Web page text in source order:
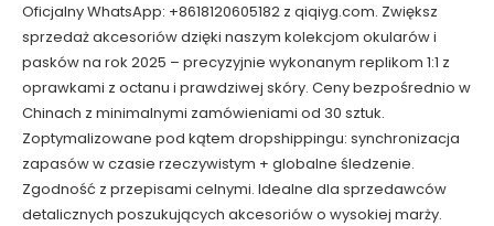
Oficjalny WhatsApp: +8618120605182 z qiqiyg.com. Zwiększ
sprzedaż akcesoriów dzięki naszym kolekcjom okularów i
pasków na rok 2025 – precyzyjnie wykonanym replikom 1:1 z
oprawkami z octanu i prawdziwej skóry. Ceny bezpośrednio w
Chinach z minimalnymi zamówieniami od 30 sztuk.
Zoptymalizowane pod kątem dropshippingu: synchronizacja
zapasów w czasie rzeczywistym + globalne śledzenie.
Zgodność z przepisami celnymi. Idealne dla sprzedawców
detalicznych poszukujących akcesoriów o wysokiej marży.